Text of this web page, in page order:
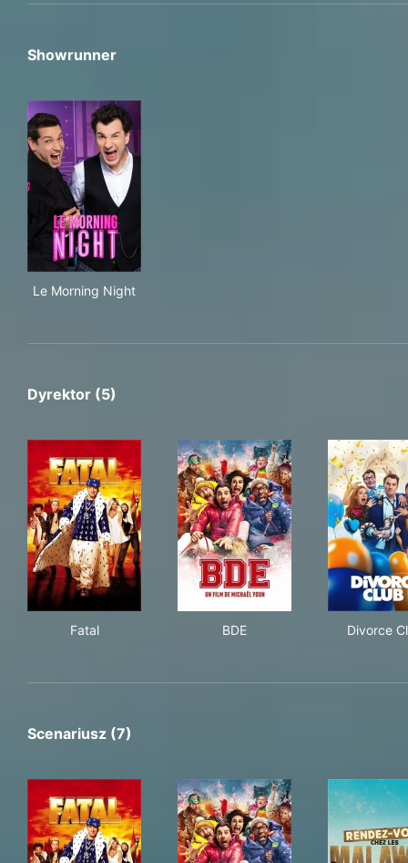
Showrunner
Le Morning Night
Dyrektor (5)
Fatal BDE Divorce
Scenariusz (7)